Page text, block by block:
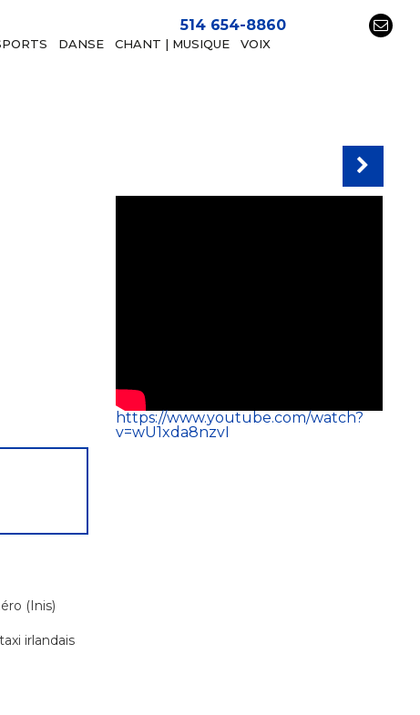
514 654-8860
DANSE CHANT | MUSIQUE VOIX
(Inis)
irlandais
https://www.youtube.com/watch?
v=wU1xda8nzvI